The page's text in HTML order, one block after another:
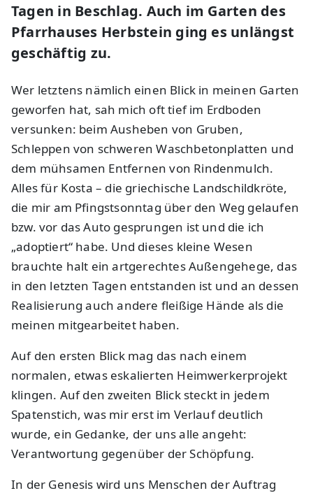
Tagen in Beschlag. Auch im Garten des
Pfarrhauses Herbstein ging es unlängst
geschäftig zu.
Wer letztens nämlich einen Blick in meinen Garten
geworfen hat, sah mich oft tief im Erdboden
versunken: beim Ausheben von Gruben,
Schleppen von schweren Waschbetonplatten und
dem mühsamen Entfernen von Rindenmulch.
Alles für Kosta – die griechische Landschildkröte,
die mir am Pfingstsonntag über den Weg gelaufen
bzw. vor das Auto gesprungen ist und die ich
„adoptiert“ habe. Und dieses kleine Wesen
brauchte halt ein artgerechtes Außengehege, das
in den letzten Tagen entstanden ist und an dessen
Realisierung auch andere fleißige Hände als die
meinen mitgearbeitet haben.
Auf den ersten Blick mag das nach einem
normalen, etwas eskalierten Heimwerkerprojekt
klingen. Auf den zweiten Blick steckt in jedem
Spatenstich, was mir erst im Verlauf deutlich
wurde, ein Gedanke, der uns alle angeht:
Verantwortung gegenüber der Schöpfung.
In der Genesis wird uns Menschen der Auftrag